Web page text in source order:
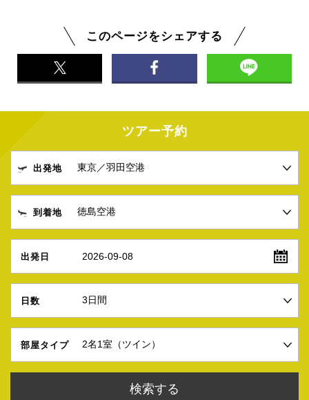
このページをシェアする
ツアー予約
出発地
到着地
出発日 2026-09-08
日数
部屋タイプ